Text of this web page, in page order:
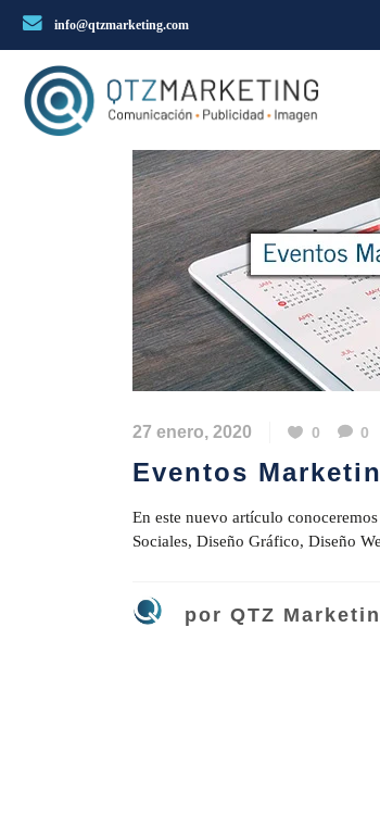
info@qtzmarketing.com
27 enero, 2020 0 0
Eventos
En este nuevo artículo
Sociales, Diseño Gráfico, Diseño
por QTZ